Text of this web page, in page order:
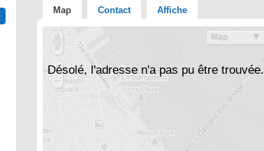
Map Contact Affiche
Désolé, l'adresse n'a pas pu être trouvée.